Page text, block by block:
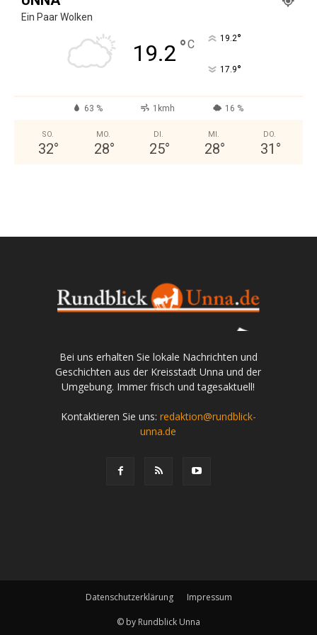
Ein Paar Wolken
19.2 °C 19.2°
17.9°
63 % 1kmh 16 %
SO.
32°
MO.
28°
DI.
25°
MI.
28°
DO.
31 °
Bei uns erhalten Sie lokale Nachrichten und
Geschichten aus der Kreisstadt Unna und der
Umgebung. Immer frisch und tagesaktuell!
Kontaktieren Sie uns: redaktion@rundblick-
unna.de
Datenschutzerklärung Impressum
© by Rundblick Unna